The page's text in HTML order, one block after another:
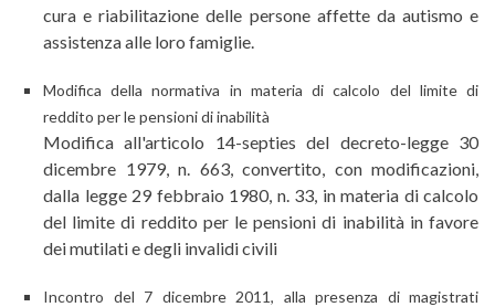
cura e riabilitazione delle persone affette da autismo e
assistenza alle loro famiglie.
Modifica della normativa in materia di calcolo del limite di
reddito per le pensioni di inabilità
Modifica all'articolo 14-septies del decreto-legge 30
dicembre 1979, n. 663, convertito, con modificazioni,
dalla legge 29 febbraio 1980, n. 33, in materia di calcolo
del limite di reddito per le pensioni di inabilità in favore
dei mutilati e degli invalidi civili
Incontro del 7 dicembre 2011, alla presenza di magistrati